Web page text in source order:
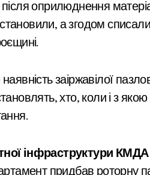
оприлюднення
а згодом
заіржавілої
хто, коли і з
інфраструктури
придбав роторну